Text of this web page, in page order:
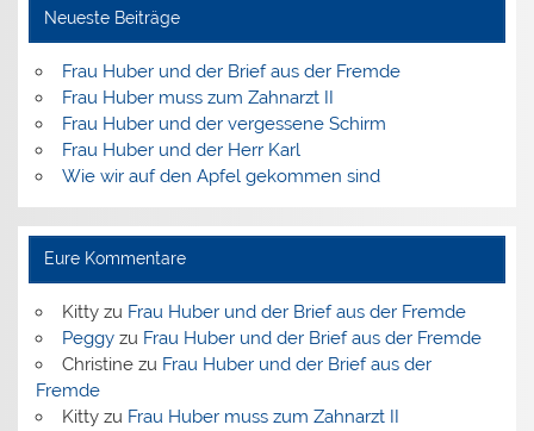
Neueste Beiträge
Frau Huber und der Brief aus der Fremde
Frau Huber muss zum Zahnarzt II
Frau Huber und der vergessene Schirm
Frau Huber und der Herr Karl
Wie wir auf den Apfel gekommen sind
Eure Kommentare
Kittyzu Frau Huber und der Brief aus der Fremde
Peggyzu Frau Huber und der Brief aus der Fremde
Christinezu Frau Huber und der Brief aus der
Fremde
Kittyzu Frau Huber muss zum Zahnarzt II